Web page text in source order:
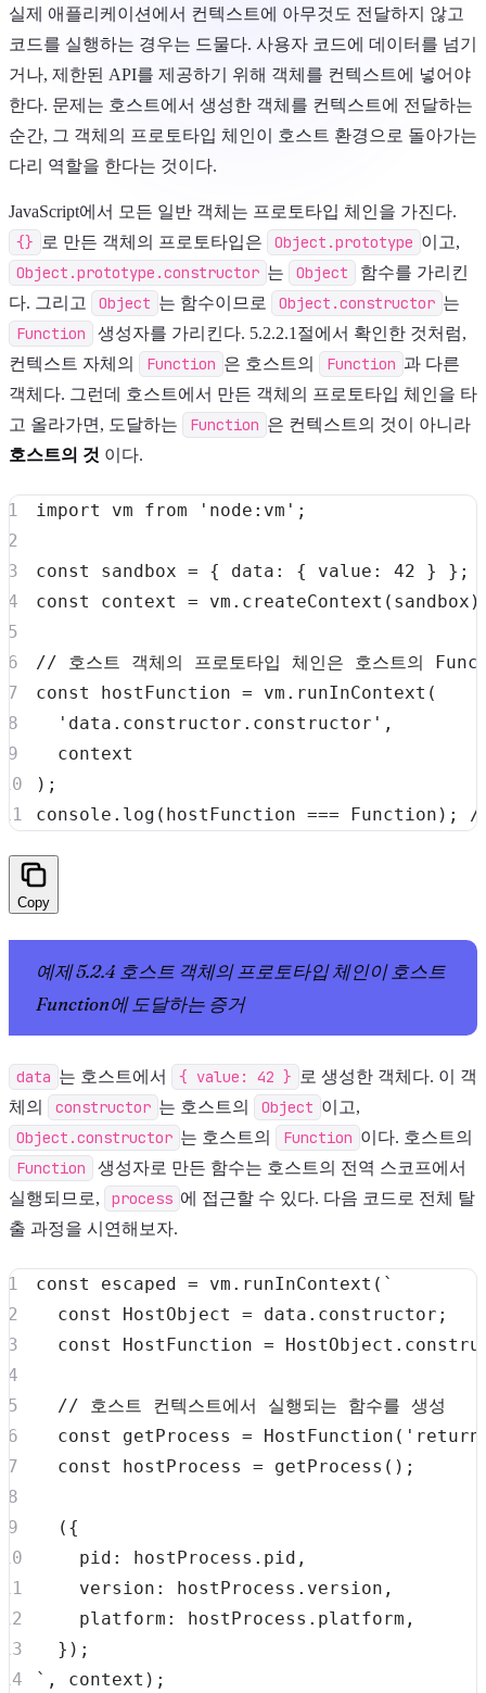
실제 애플리케이션에서 컨텍스트에 아무것도 전달하지 않고
코드를 실행하는 경우는 드물다. 사용자 코드에 데이터를 넘기
거나, 제한된 API를 제공하기 위해 객체를 컨텍스트에 넣어야
한다. 문제는 호스트에서 생성한 객체를 컨텍스트에 전달하는
순간, 그 객체의 프로토타입 체인이 호스트 환경으로 돌아가는
다리 역할을 한다는 것이다.
JavaScript에서 모든 일반 객체는 프로토타입 체인을 가진다.
{} 로 만든 객체의 프로토타입은 Object.prototype 이고,
Object.prototype.constructor 는 Object
함수를 가리킨
다. 그리고
Object 는 함수이므로 Object.constructor 는
Function
생성자를 가리킨다. 5.2.2.1절에서 확인한 것처럼,
컨텍스트 자체의
Function 은 호스트의 Function 과 다른
객체다. 그런데 호스트에서 만든 객체의 프로토타입 체인을 타
고 올라가면, 도달하는
Function 은 컨텍스트의 것이 아니라
호스트의 것 이다.
import vm from 'node:vm' ;
const sandbox = { data : { value : 42 } } ;
const
context = vm . createContext ( sandbox )
// 호스트 객체의 프로토타입 체인은 호스트의
const
hostFunction = vm . runInContext (
'data.constructor.constructor' ,
) ;
console . log ( hostFunction === Function ) ;
Copy
예제 5.2.4 호스트 객체의 프로토타입 체인이 호스트
Function에 도달하는 증거
data 는 호스트에서 { value: 42 }
로 생성한 객체다. 이 객
체의
constructor 는 호스트의 Object 이고,
Object.constructor 는 호스트의 Function 이다. 호스트의
Function
생성자로 만든 함수는 호스트의 전역 스코프에서
실행되므로,
process 에 접근할 수 있다. 다음 코드로 전체 탈
출 과정을 시연해보자.
const escaped = vm . runInContext ( `
` , context ) ;